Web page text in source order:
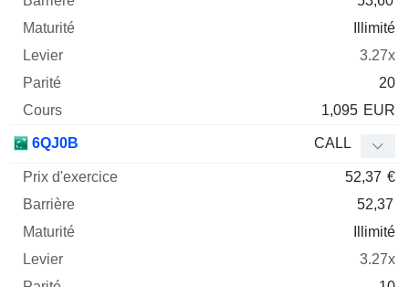
Illimité
3.27x
20
1,095 EUR
6QJ0B CALL
52,37 €
52,37
Illimité
3.27x